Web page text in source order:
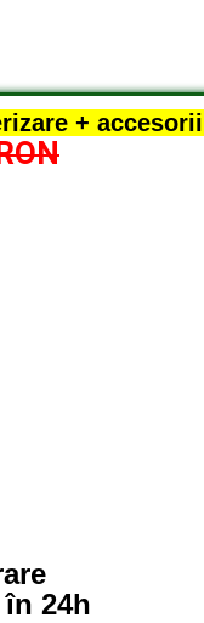
+ accesorii
24h